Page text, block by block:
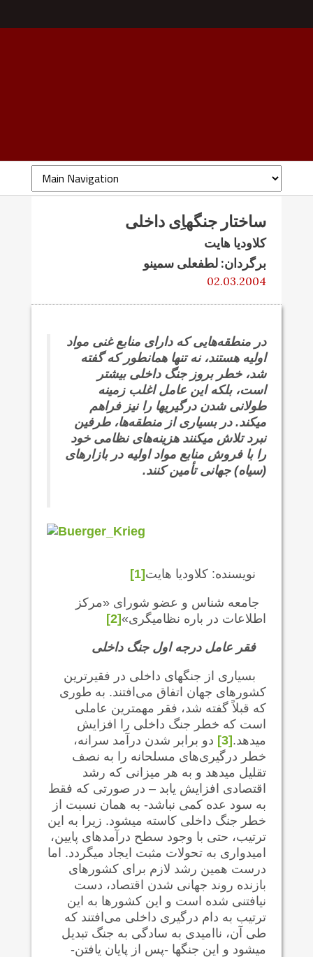
ساختار جنگهاِی داخلی
کلاودیا هایت
برگردان: لطفعلی سمینو
02.03.2004
در منطقه‌هایی که دارای منابع غنی مواد
اولیه هستند، نه تنها همانطور که گفته
شد، خطر بروز جنگ داخلی بیشتر
است، بلکه این عامل اغلب زمینه
طولانی شدن درگیریها را نیز فراهم
می‍‍کند. در بسیاری از منطقه‌ها، طرفین
نبرد تلاش می‍کنند هزینه‌های نظامی خود
را با فروش منابع مواد اولیه در بازارهای
(سیاه) جهانی تأمین کنند.
نویسنده: کلاودیا هایت[1]
جامعه شناس و عضو شورای «مرکز
اطلاعات در باره نظامیگری»[2]
فقر عامل درجه اول جنگ داخلی
بسیاری از جنگهای داخلی در فقیرترین
کشورهای جهان اتفاق می‌افتند. به طوری
که قبلاً گفته شد، فقر مهمترین عاملی
است که خطر جنگ داخلی را افزایش
می‍دهد.[3]
دو برابر شدن درآمد سرانه،
خطر درگیری‌های مسلحانه را به نصف
تقلیل می‍دهد و به هر میزانی که رشد
اقتصادی افزایش یابد – در صورتی که فقط
به سود عده کمی نباشد- به همان نسبت از
خطر جنگ داخلی کاسته می‍شود. زیرا به این
ترتیب، حتی با وجود سطح درآمدهای پایین،
امیدواری به تحولات مثبت ایجاد می‍گردد. اما
درست همین رشد لازم برای کشورهای
بازنده روند جهانی شدن اقتصاد، دست
نیافتنی شده است و این کشورها به این
ترتیب به دام درگیری داخلی می‌افتند که
طی آن، ناامیدی به سادگی به جنگ تبدیل
می‍شود و این جنگها -پس از پایان یافتن-